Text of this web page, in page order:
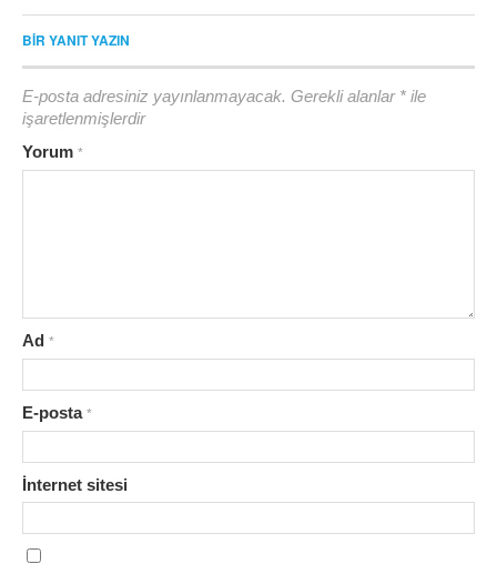
BIR YANIT YAZIN
E-posta adresiniz yayınlanmayacak. Gerekli alanlar * ile
işaretlenmişlerdir
Yorum *
Ad *
E-posta *
İnternet sitesi